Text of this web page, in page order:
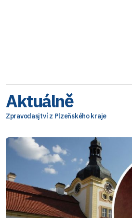
Aktuálně
Zpravodasjtví z Plzeňského kraje